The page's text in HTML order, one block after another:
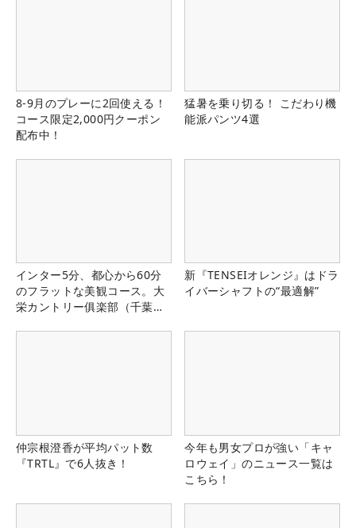
8-9月のプレーに2回使える！
コース限定2,000円クーポン
配布中！
猛暑を乗り切る！ こだわり機
能派パンツ4選
インター5分、都心から60分
のフラットな美観コース。大
栄カントリー俱楽部（千葉
新『TENSEIオレンジ』はドラ
イバーシャフトの“最適解”
仲宗根澄香が平均パット数
『TRTL』で6人抜き！
今年も男女プロが強い「キャ
ロウェイ」のニュース一覧は
こちら！